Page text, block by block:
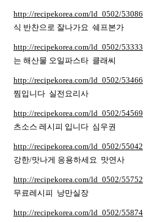
http://recipekorea.com/ld_0502/53086
식 반찬으로 잘나가요 쉐프본가
http://recipekorea.com/ld_0502/53333
는 해산물 오일파스타 클래씨
http://recipekorea.com/ld_0502/53466
찜입니다 실전요리사
http://recipekorea.com/ld_0502/54569
츠소스 레시피 입니다 심우권
http://recipekorea.com/ld_0502/55042
강한/맛나게 응용하세요 맛연사
http://recipekorea.com/ld_0502/55752
무료레시피 낭만실장
http://recipekorea.com/ld_0502/55874